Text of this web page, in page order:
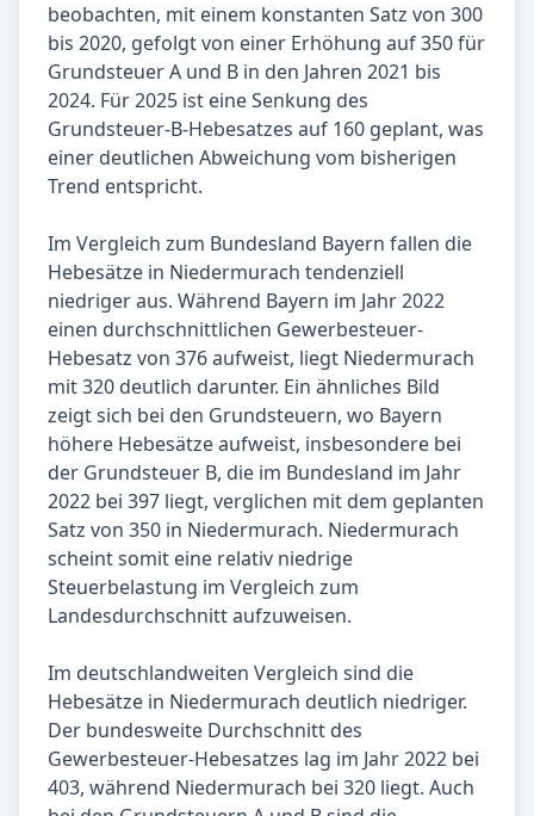
beobachten, mit einem konstanten Satz von 300
bis 2020, gefolgt von einer Erhöhung auf 350 für
Grundsteuer A und B in den Jahren 2021 bis
2024. Für 2025 ist eine Senkung des
Grundsteuer-B-Hebesatzes auf 160 geplant, was
einer deutlichen Abweichung vom bisherigen
Trend entspricht.
Im Vergleich zum Bundesland Bayern fallen die
Hebesätze in Niedermurach tendenziell
niedriger aus. Während Bayern im Jahr 2022
einen durchschnittlichen Gewerbesteuer-
Hebesatz von 376 aufweist, liegt Niedermurach
mit 320 deutlich darunter. Ein ähnliches Bild
zeigt sich bei den Grundsteuern, wo Bayern
höhere Hebesätze aufweist, insbesondere bei
der Grundsteuer B, die im Bundesland im Jahr
2022 bei 397 liegt, verglichen mit dem geplanten
Satz von 350 in Niedermurach. Niedermurach
scheint somit eine relativ niedrige
Steuerbelastung im Vergleich zum
Landesdurchschnitt aufzuweisen.
Im deutschlandweiten Vergleich sind die
Hebesätze in Niedermurach deutlich niedriger.
Der bundesweite Durchschnitt des
Gewerbesteuer-Hebesatzes lag im Jahr 2022 bei
403, während Niedermurach bei 320 liegt. Auch